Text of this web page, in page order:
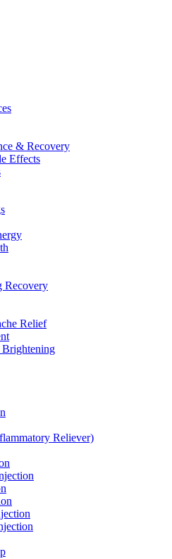
& Recovery
Effects
Recovery
Relief
Reliever)